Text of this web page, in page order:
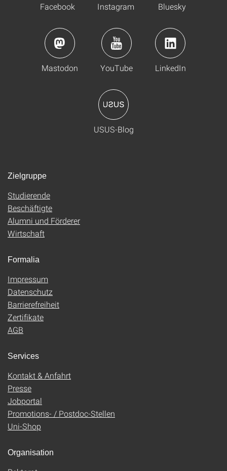
Facebook Instagram Bluesky
Mastodon YouTube LinkedIn
USUS-Blog
Zielgruppe
Studierende
Beschäftigte
Alumni und Förderer
Wirtschaft
Formalia
Impressum
Datenschutz
Barrierefreiheit
Zertifikate
AGB
Services
Kontakt & Anfahrt
Presse
Jobportal
Promotions- / Postdoc-Stellen
Uni-Shop
Organisation